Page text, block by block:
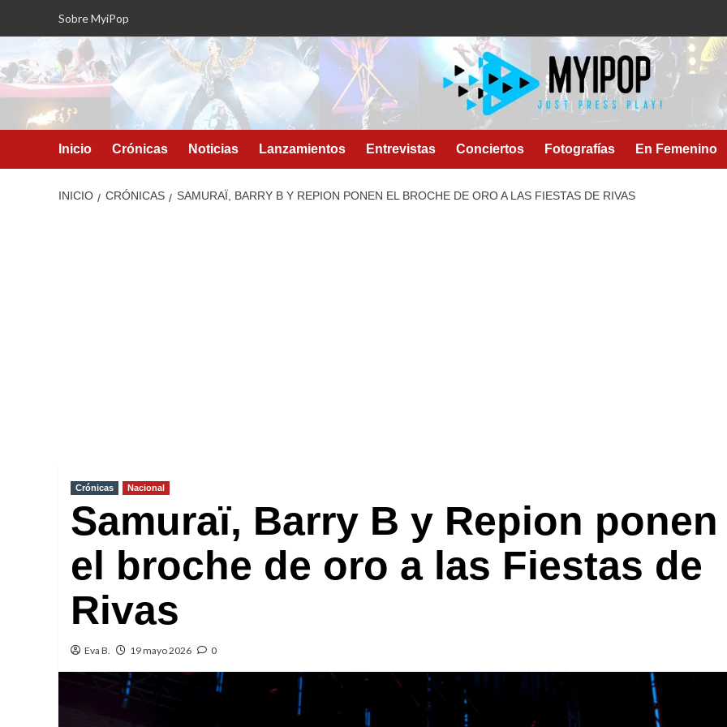
Sobre MyiPop
Inicio Crónicas Noticias Lanzamientos Entrevistas Conciertos Fotografías En Femenino
INICIO CRÓNICAS SAMURAÏ, BARRY B Y REPION PONEN EL BROCHE DE ORO A LAS FIESTAS DE RIVAS
Crónicas Nacional
Samuraï, Barry B y Repion ponen
el broche de oro a las Fiestas de
Rivas
Eva B. 19 mayo 2026 0